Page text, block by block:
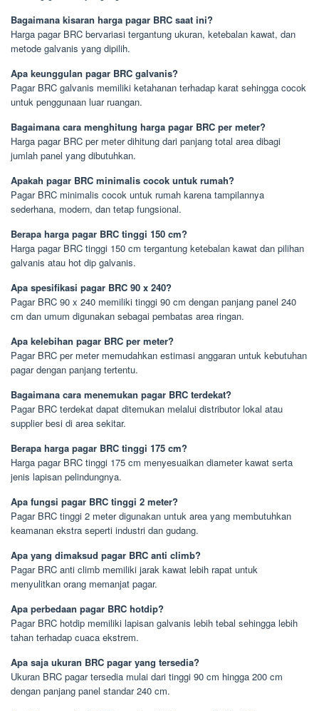
Bagaimana kisaran harga pagar BRC saat ini?
Harga pagar BRC bervariasi tergantung ukuran, ketebalan kawat, dan
metode galvanis yang dipilih.
Apa keunggulan pagar BRC galvanis?
Pagar BRC galvanis memiliki ketahanan terhadap karat sehingga cocok
untuk penggunaan luar ruangan.
Bagaimana cara menghitung harga pagar BRC per meter?
Harga pagar BRC per meter dihitung dari panjang total area dibagi
jumlah panel yang dibutuhkan.
Apakah pagar BRC minimalis cocok untuk rumah?
Pagar BRC minimalis cocok untuk rumah karena tampilannya
sederhana, modern, dan tetap fungsional.
Berapa harga pagar BRC tinggi 150 cm?
Harga pagar BRC tinggi 150 cm tergantung ketebalan kawat dan pilihan
galvanis atau hot dip galvanis.
Apa spesifikasi pagar BRC 90 x 240?
Pagar BRC 90 x 240 memiliki tinggi 90 cm dengan panjang panel 240
cm dan umum digunakan sebagai pembatas area ringan.
Apa kelebihan pagar BRC per meter?
Pagar BRC per meter memudahkan estimasi anggaran untuk kebutuhan
pagar dengan panjang tertentu.
Bagaimana cara menemukan pagar BRC terdekat?
Pagar BRC terdekat dapat ditemukan melalui distributor lokal atau
supplier besi di area sekitar.
Berapa harga pagar BRC tinggi 175 cm?
Harga pagar BRC tinggi 175 cm menyesuaikan diameter kawat serta
jenis lapisan pelindungnya.
Apa fungsi pagar BRC tinggi 2 meter?
Pagar BRC tinggi 2 meter digunakan untuk area yang membutuhkan
keamanan ekstra seperti industri dan gudang.
Apa yang dimaksud pagar BRC anti climb?
Pagar BRC anti climb memiliki jarak kawat lebih rapat untuk
menyulitkan orang memanjat pagar.
Apa perbedaan pagar BRC hotdip?
Pagar BRC hotdip memiliki lapisan galvanis lebih tebal sehingga lebih
tahan terhadap cuaca ekstrem.
Apa saja ukuran BRC pagar yang tersedia?
Ukuran BRC pagar tersedia mulai dari tinggi 90 cm hingga 200 cm
dengan panjang panel standar 240 cm.